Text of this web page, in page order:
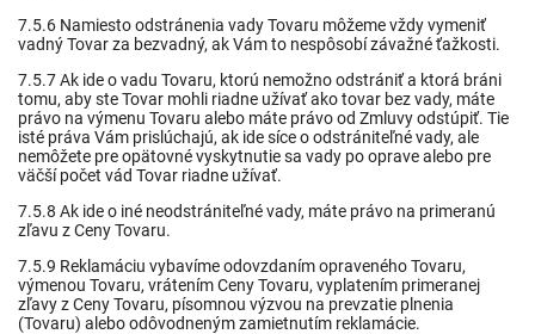
7.5.6 Namiesto odstránenia vady Tovaru môžeme vždy vymeniť
vadný Tovar za bezvadný, ak Vám to nespôsobí závažné ťažkosti.
7.5.7 Ak ide o vadu Tovaru, ktorú nemožno odstrániť a ktorá bráni
tomu, aby ste Tovar mohli riadne užívať ako tovar bez vady, máte
právo na výmenu Tovaru alebo máte právo od Zmluvy odstúpiť. Tie
isté práva Vám prislúchajú, ak ide síce o odstrániteľné vady, ale
nemôžete pre opätovné vyskytnutie sa vady po oprave alebo pre
väčší počet vád Tovar riadne užívať.
7.5.8 Ak ide o iné neodstrániteľné vady, máte právo na primeranú
zľavu z Ceny Tovaru.
7.5.9 Reklamáciu vybavíme odovzdaním opraveného Tovaru,
výmenou Tovaru, vrátením Ceny Tovaru, vyplatením primeranej
zľavy z Ceny Tovaru, písomnou výzvou na prevzatie plnenia
(Tovaru) alebo odôvodneným zamietnutím reklamácie.